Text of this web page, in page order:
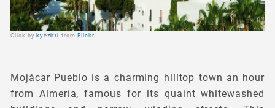
Click by kyezitrifrom Flickr
Mojácar Pueblo is a charming hilltop town an hour
from Almería, famous for its quaint whitewashed